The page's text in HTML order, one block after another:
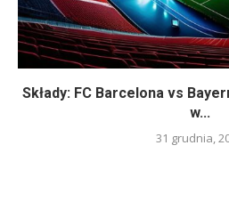
Składy: FC Barcelona vs
w...
31 grudnia,